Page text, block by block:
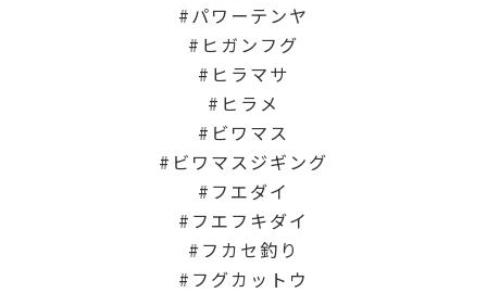
パワーテンヤ
ヒガンフグ
ヒラマサ
ヒラメ
ビワマス
ビワマスジギング
フエダイ
フエフキダイ
フカセ釣り
フグカットウ